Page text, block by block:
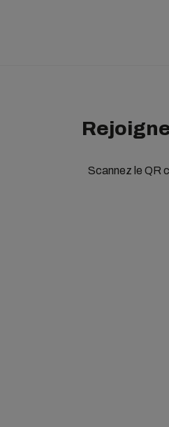
Scannez le QR